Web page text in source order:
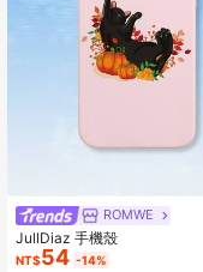
ROMWE
JullDiaz 手機殼
NT$54 -14%